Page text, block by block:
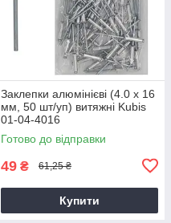
Заклепки алюмінієві (4.0 х 16
мм, 50 шт/уп) витяжні Kubis
01-04-4016
Готово до відправки
49 ₴ 61,25 ₴
Купити